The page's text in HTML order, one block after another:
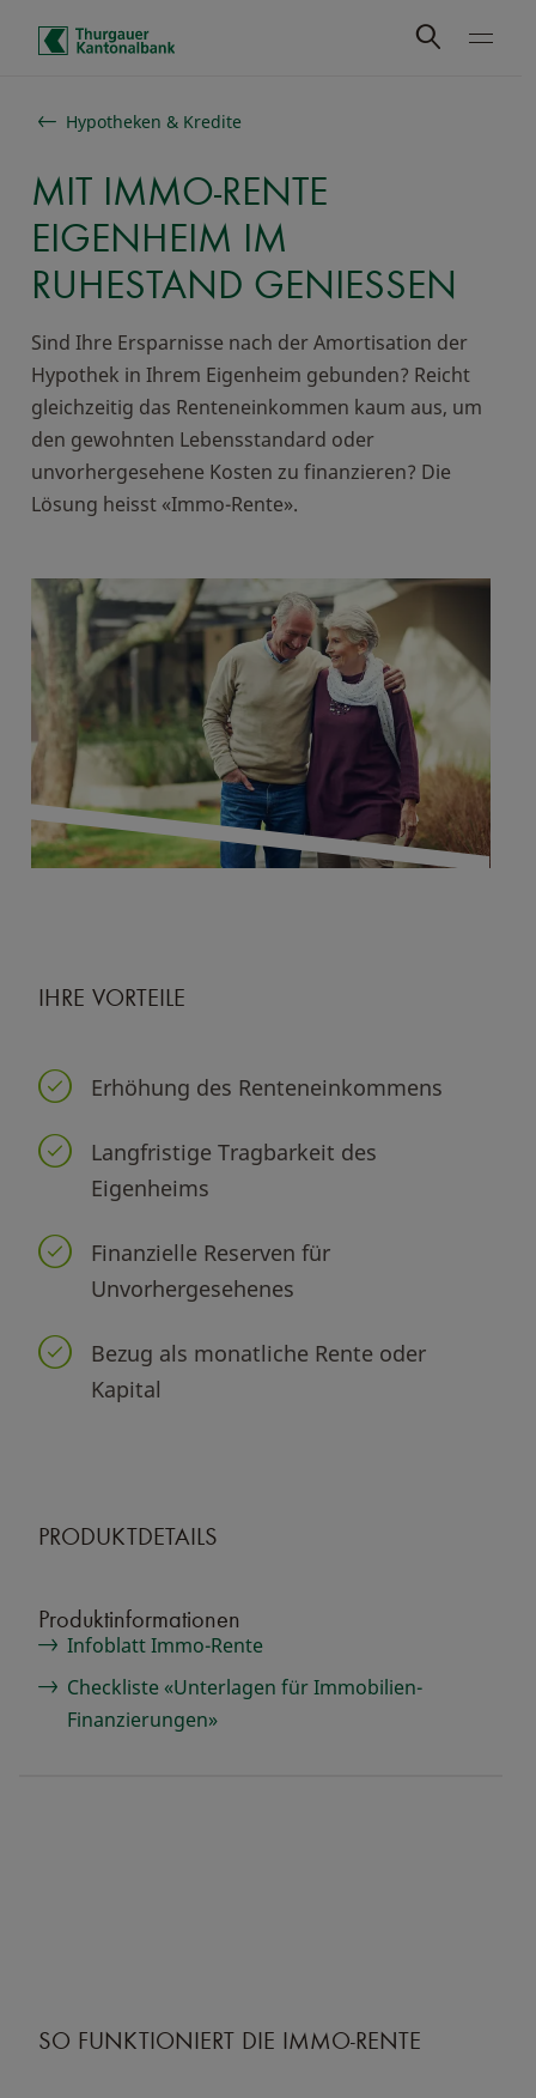
Schnelle Navigation
Hypotheken & Kredite
MIT IMMO-RENTE
EIGENHEIM IM
RUHESTAND GENIESSEN
Sind Ihre Ersparnisse nach der Amortisation der
Hypothek in Ihrem Eigenheim gebunden? Reicht
gleichzeitig das Renteneinkommen kaum aus, um
den gewohnten Lebensstandard oder
unvorhergesehene Kosten zu finanzieren? Die
Lösung heisst «Immo-Rente».
IHRE VORTEILE
Erhöhung des Renteneinkommens
Langfristige Tragbarkeit des
Eigenheims
Finanzielle Reserven für
Unvorhergesehenes
Bezug als monatliche Rente oder
Kapital
PRODUKTDETAILS
Produktinformationen
Infoblatt Immo-Rente
Checkliste «Unterlagen für Immobilien-
Finanzierungen»
SO FUNKTIONIERT DIE IMMO-RENTE